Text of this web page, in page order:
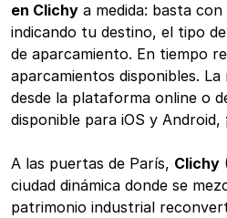
en Clichy a medida: basta
indicando tu destino, el tipo
de aparcamiento. En tiempo
aparcamientos disponibles.
desde la plataforma online o
disponible para iOS y Android,
A las puertas de París, Clichy
ciudad dinámica donde se
patrimonio industrial